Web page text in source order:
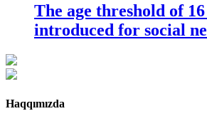
The age threshold of
introduced for social
Haqqımızda